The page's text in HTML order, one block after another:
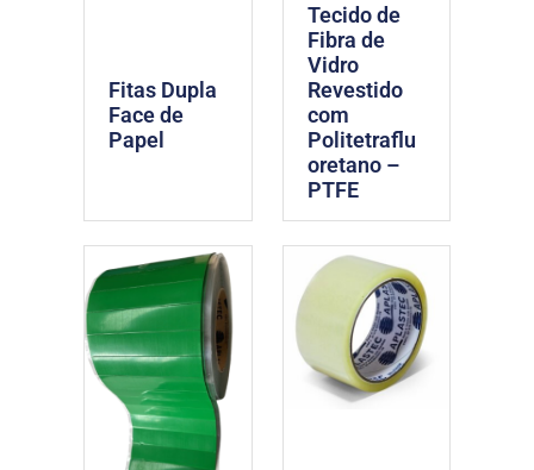
Fitas Dupla
Face de
Papel
Tecido de
Fibra de
Vidro
Revestido
com
Politetraflu
oretano –
PTFE